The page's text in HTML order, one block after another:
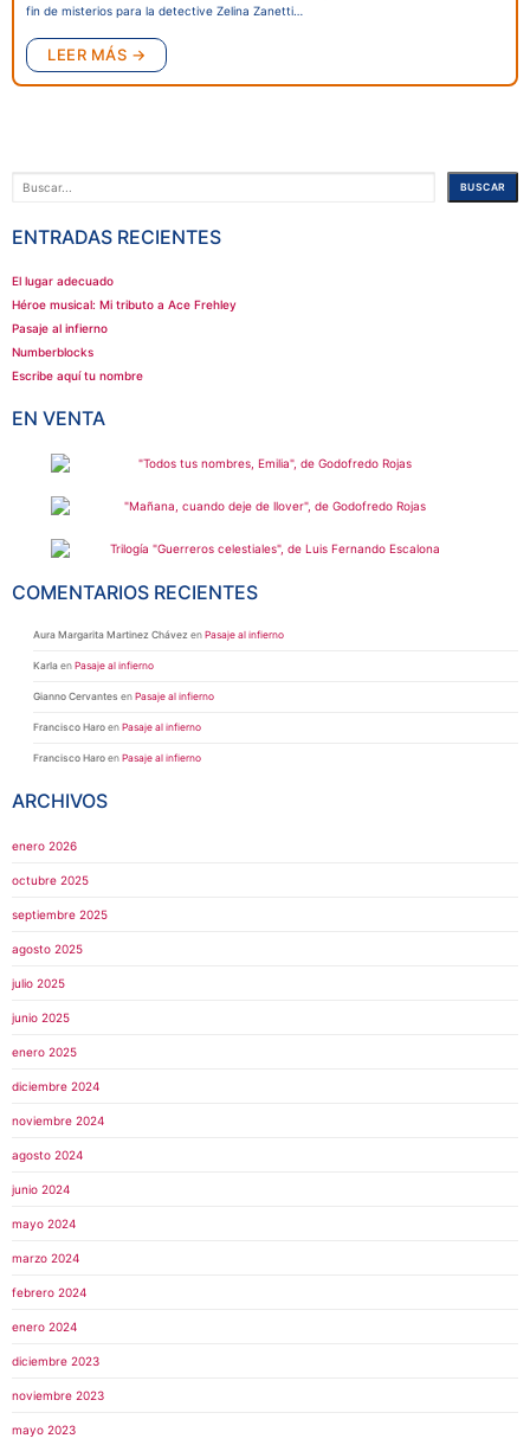
fin de misterios para la detective Zelina Zanetti…
LEER MÁS →
Buscar BUSCAR
ENTRADAS RECIENTES
El lugar adecuado
Héroe musical: Mi tributo a Ace Frehley
Pasaje al infierno
Numberblocks
Escribe aquí tu nombre
EN VENTA
COMENTARIOS RECIENTES
Aura Margarita Martinez Chávez en Pasaje al infierno
Karla en Pasaje al infierno
Gianno Cervantes en Pasaje al infierno
Francisco Haro en Pasaje al infierno
Francisco Haro en Pasaje al infierno
ARCHIVOS
enero 2026
octubre 2025
septiembre 2025
agosto 2025
julio 2025
junio 2025
enero 2025
diciembre 2024
noviembre 2024
agosto 2024
junio 2024
mayo 2024
marzo 2024
febrero 2024
enero 2024
diciembre 2023
noviembre 2023
mayo 2023